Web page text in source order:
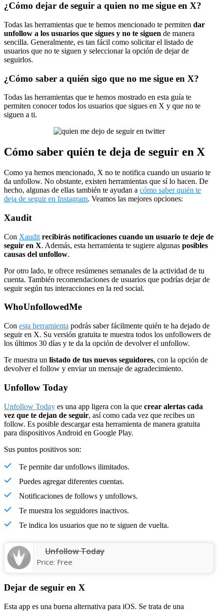
¿Cómo dejar de seguir a quien no me sigue en X?
Todas las herramientas que te hemos mencionado te permiten dar
unfollow a los usuarios que sigues y no te siguen de manera
sencilla. Generalmente, es tan fácil como solicitar el listado de
usuarios que no te siguen y seleccionar la opción de dejar de
seguirlos.
¿Cómo saber a quién sigo que no me sigue en X?
Todas las herramientas que te hemos mostrado en esta guía te
permiten conocer todos los usuarios que sigues en X y que no te
siguen a ti.
Cómo saber quién te deja de seguir en X
Como ya hemos mencionado, X no te notifica cuando un usuario te
da unfollow. No obstante, existen herramientas que sí lo hacen. De
hecho, algunas de ellas también te ayudan a cómo saber quién te
deja de seguir en Instagram. Veamos las mejores opciones:
Xaudit
Con Xaudit recibirás notificaciones cuando un usuario te deje de
seguir en X. Además, esta herramienta te sugiere algunas posibles
causas del unfollow.
Por otro lado, te ofrece resúmenes semanales de la actividad de tu
cuenta. También recomendaciones de usuarios que podrías dejar de
seguir según tus interacciones en la red social.
WhoUnfollowedMe
Con esta herramienta podrás saber fácilmente quién te ha dejado de
seguir en X. Su versión gratuita te muestra todos los unfollowers de
los últimos 30 días y te da la opción de devolver el unfollow.
Te muestra un listado de tus nuevos seguidores, con la opción de
devolver el follow y enviar un mensaje de agradecimiento.
Unfollow Today
Unfollow Today es una app ligera con la que crear alertas cada
vez que te dejan de seguir, así como cada vez que recibes un
follow. Es posible descargar esta herramienta de manera gratuita
para dispositivos Android en Google Play.
Sus puntos positivos son:
Te permite dar unfollows ilimitados.
Puedes agregar diferentes cuentas.
Notificaciones de follows y unfollows.
Te muestra los seguidores inactivos.
Te indica los usuarios que no te siguen de vuelta.
Unfollow Today
Price: Free
Dejar de seguir en X
Esta app es una buena alternativa para iOS. Se trata de una